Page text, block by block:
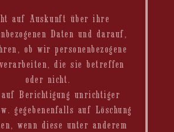
auf Auskunft über ihre
Daten und darauf,
ob wir personenbezogene
die sie betreffen
oder nicht.
auf Berichtigung unrichtiger
gegebenenfalls auf Löschung
wenn diese unter anderem